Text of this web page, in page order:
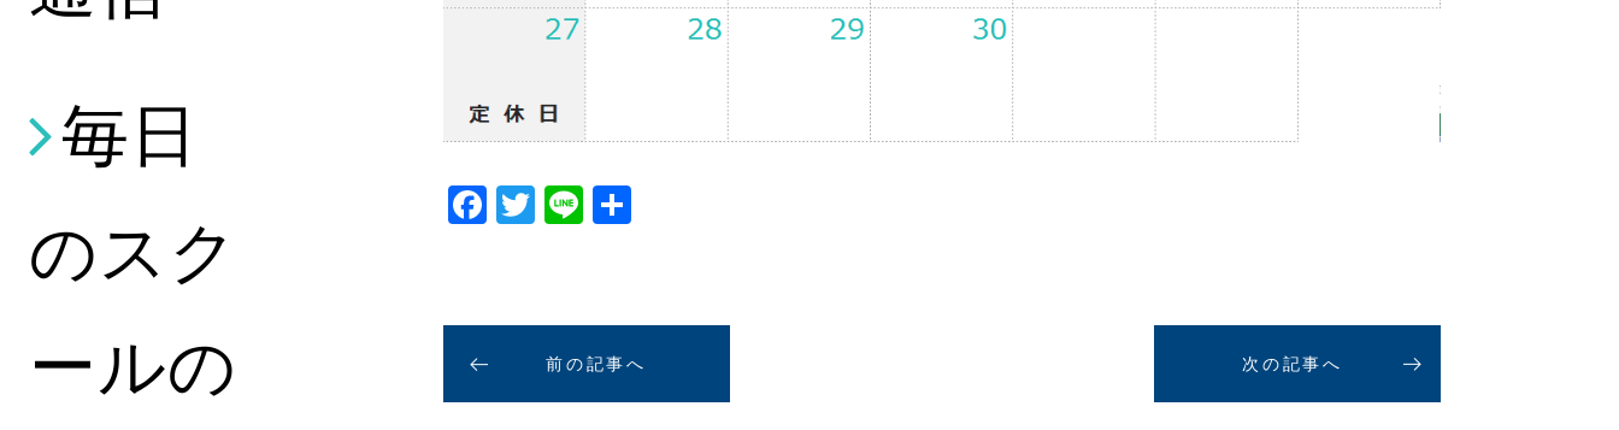
毎日
のスク
ールの
Facebook
Twitter
Line
前の記事へ 次の記事へ